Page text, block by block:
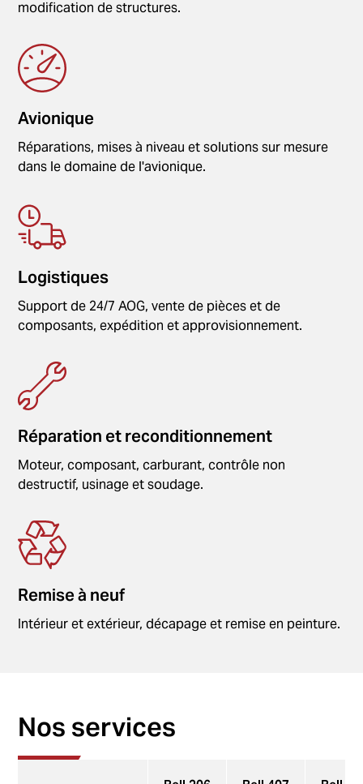
modification de structures.
Avionique
Réparations, mises à niveau et solutions sur mesure
dans le domaine de l'avionique.
Logistiques
Support de 24/7 AOG, vente de pièces et de
composants, expédition et approvisionnement.
Réparation et reconditionnement
Moteur, composant, carburant, contrôle non
destructif, usinage et soudage.
Remise à neuf
Intérieur et extérieur, décapage et remise en peinture.
Nos services